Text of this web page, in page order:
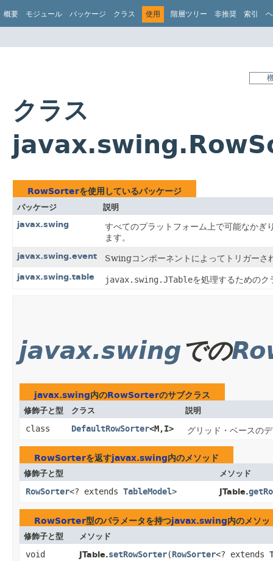
概要 モジュール パッケージ クラス 使用 階層ツリー 非推奨 索引
クラス
RowSorterを使用しているパッケージ
パッケージ
説明
javax.swing
すべてのプラットフォーム上で可能なかぎ
ます。
javax.swing.event Swingコンポーネントによってトリガーさ
javax.swing.table javax.swing.JTableを処理するためのク
javax.swingでの
javax.swing内のRowSorterのサブクラス
修飾子と型 クラス 説明
class DefaultRowSorter<M,​I> グリッド・ベースの
RowSorterを返すjavax.swing内のメソッド
修飾子と型 メソッド
RowSorter<? extends TableModel> JTable.
RowSorter型のパラメータを持つjavax.swing内のメソッ
修飾子と型 メソッド
void JTable.setRowSorter​(RowSorter<? extends